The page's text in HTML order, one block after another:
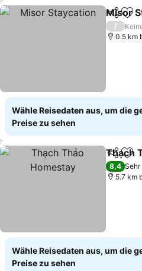
TeilenZu
Misor
/
0.5 km
Wähle Reisedaten aus, um die
Preise zu sehen
TeilenZu
Thạch
8,4 Sehr
5.7 km
Wähle Reisedaten aus, um die
Preise zu sehen